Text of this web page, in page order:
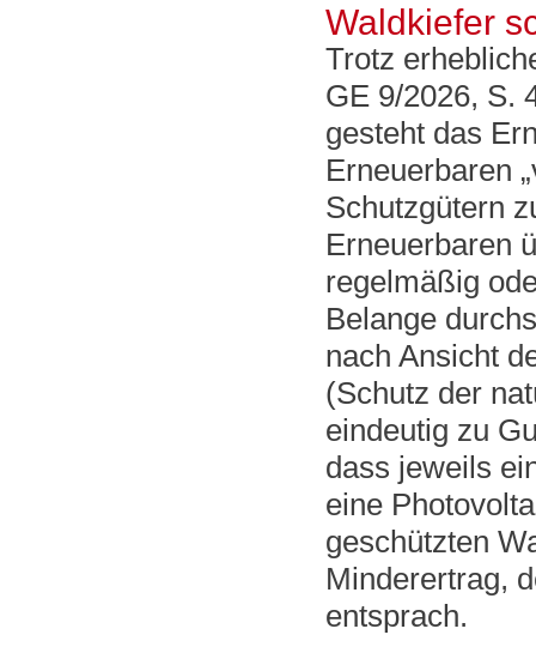
Waldkiefer
Trotz
GE 9/2026, S.
gesteht das
Erneuerbaren
Schutzgütern
Erneuerbaren
regelmäßig
Belange
nach Ansicht
(Schutz der
eindeutig zu
dass jeweils
eine
geschützten
Minderertrag,
entsprach.